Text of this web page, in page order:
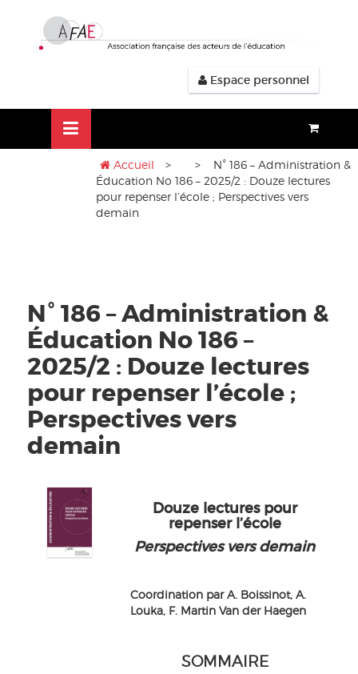
contenu
Espace personnel
Accueil >
> N° 186 – Administration &
Éducation No 186 – 2025/2 : Douze lectures
pour repenser l’école ; Perspectives vers
demain
N° 186 – Administration &
Éducation No 186 –
2025/2 : Douze lectures
pour repenser l’école ;
Perspectives vers
demain
Douze lectures pour
repenser l’école
Perspectives vers demain
Coordination par A. Boissinot, A.
Louka, F. Martin Van der Haegen
SOMMAIRE